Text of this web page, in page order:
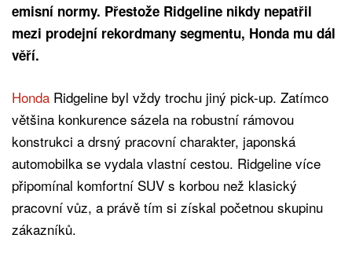
emisní normy. Přestože Ridgeline nikdy nepatřil
mezi prodejní rekordmany segmentu, Honda mu dál
věří.
Honda Ridgeline byl vždy trochu jiný pick-up. Zatímco
většina konkurence sázela na robustní rámovou
konstrukci a drsný pracovní charakter, japonská
automobilka se vydala vlastní cestou. Ridgeline více
připomínal komfortní SUV s korbou než klasický
pracovní vůz, a právě tím si získal početnou skupinu
zákazníků.